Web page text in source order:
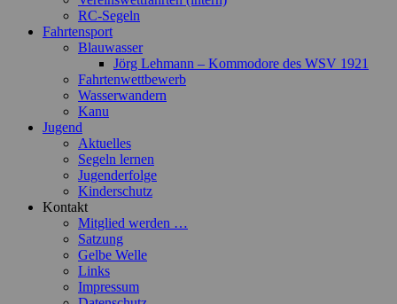
RC-Segeln
Fahrtensport
Blauwasser
Jörg Lehmann – Kommodore des WSV 1921
Fahrtenwettbewerb
Wasserwandern
Kanu
Jugend
Aktuelles
Segeln lernen
Jugenderfolge
Kinderschutz
Kontakt
Mitglied werden …
Satzung
Gelbe Welle
Links
Impressum